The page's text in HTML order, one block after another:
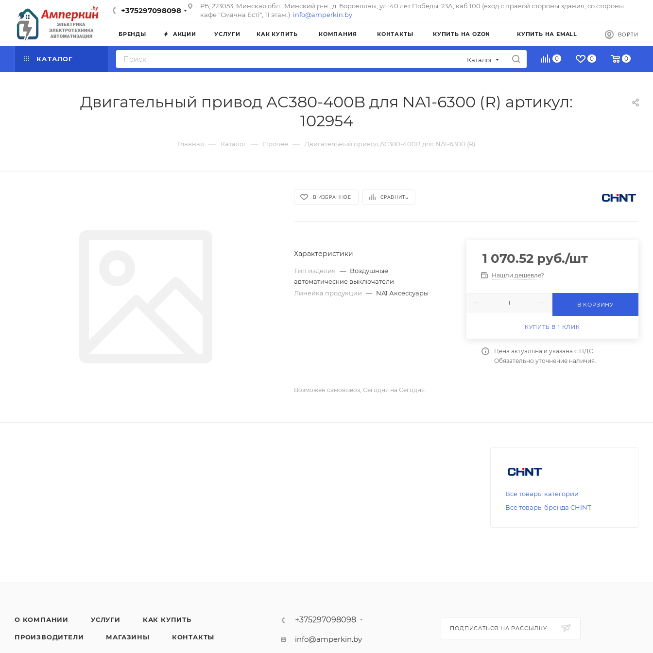
+375297098098
РБ, 223053, Минская обл., Минский р-н., д. Боровляны, ул. 40 лет Победы, 23А, каб.100 (вход с правой стороны здания, со стороны
кафе "Смачна Естi", 11 этаж.) info@amperkin.by
БРЕНДЫ АКЦИИ УСЛУГИ КАК КУПИТЬ КОМПАНИЯ КОНТАКТЫ КУПИТЬ НА OZON КУПИТЬ НА EMALL ВОЙТИ
КАТАЛОГ Каталог 0 0 0
Двигательный привод AC380-400B для NA1-6300 (R) артикул:
102954
Главная — Каталог — Прочее — Двигательный привод AC380-400B для NA1-6300 (R)
В ИЗБРАННОЕ СРАВНИТЬ
Характеристики
Тип изделия — Воздушные
автоматические выключатели
Линейка продукции — NA1 Аксессуары
1 070.52руб./шт
Нашли дешевле?
В КОРЗИНУ
КУПИТЬ В 1 КЛИК
Цена актуальна и указана с НДС.
Обязательно уточнение наличия.
Возможен самовывоз, Сегодня на Сегодня.
Все товары категории
Все товары бренда CHINT
О КОМПАНИИ УСЛУГИ КАК КУПИТЬ
ПРОИЗВОДИТЕЛИ МАГАЗИНЫ КОНТАКТЫ
+375297098098
info@amperkin.by
ПОДПИСАТЬСЯ НА РАССЫЛКУ